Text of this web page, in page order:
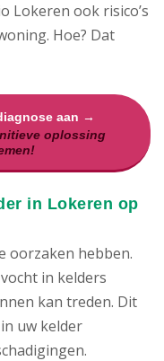
Lokeren ook risico’s
Hoe? Dat
aan →
oplossing
in Lokeren op
oorzaken hebben.
in kelders
kan treden. Dit
uw kelder